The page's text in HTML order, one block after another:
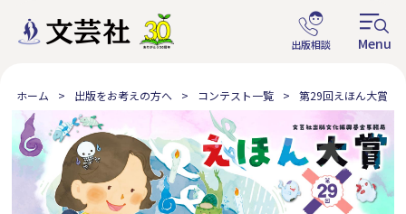
ホーム 出版をお考えの方へ コンテスト一覧 第29回えほん大賞